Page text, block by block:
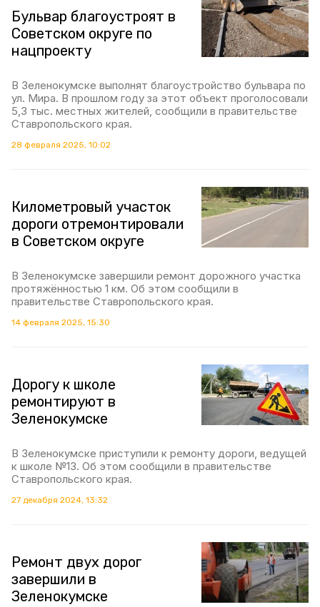
Бульвар благоустроят в
Советском округе по
нацпроекту
В Зеленокумске выполнят благоустройство бульвара по
ул. Мира. В прошлом году за этот объект проголосовали
5,3 тыс. местных жителей, сообщили в правительстве
Ставропольского края.
28 февраля 2025, 10:02
Километровый участок
дороги отремонтировали
в Советском округе
В Зеленокумске завершили ремонт дорожного участка
протяжённостью 1 км. Об этом сообщили в
правительстве Ставропольского края.
14 февраля 2025, 15:30
Дорогу к школе
ремонтируют в
Зеленокумске
В Зеленокумске приступили к ремонту дороги, ведущей
к школе №13. Об этом сообщили в правительстве
Ставропольского края.
27 декабря 2024, 13:32
Ремонт двух дорог
завершили в
Зеленокумске